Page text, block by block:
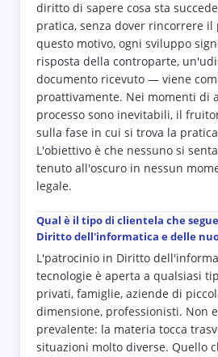
diritto di sapere cosa sta
pratica, senza dover rincorrere il
questo motivo, ogni sviluppo
risposta della controparte,
documento ricevuto — viene
proattivamente. Nei momenti di
processo sono inevitabili, il
sulla fase in cui si trova la
L'obiettivo è che nessuno si
tenuto all'oscuro in nessun
legale.
Qual è il tipo di clientela che
Diritto dell'informatica e delle
L'patrocinio in Diritto
tecnologie è aperta a qualsiasi
privati, famiglie, aziende di
dimensione, professionisti. Non
prevalente: la materia tocca
situazioni molto diverse. Quello